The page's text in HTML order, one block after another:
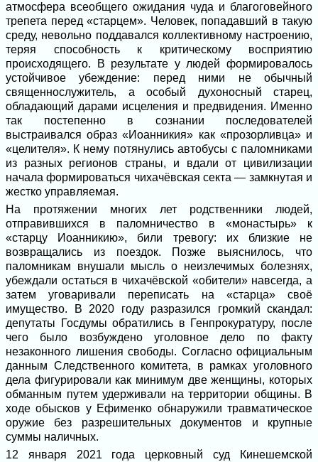
атмосфера всеобщего ожидания чуда и благоговейного
трепета перед «старцем». Человек, попадавший в такую
среду, невольно поддавался коллективному настроению,
теряя способность к критическому восприятию
происходящего. В результате у людей формировалось
устойчивое убеждение: перед ними не обычный
священнослужитель, а особый духоносный старец,
обладающий дарами исцеления и предвидения. Именно
так постепенно в сознании последователей
выстраивался образ «Иоанникия» как «прозорливца» и
«целителя». К нему потянулись автобусы с паломниками
из разных регионов страны, и вдали от цивилизации
начала формироваться чихачёвская секта — замкнутая и
жестко управляемая.
На протяжении многих лет родственники людей,
отправившихся в паломничество в «монастырь» к
«старцу Иоанникию», били тревогу: их близкие не
возвращались из поездок. Позже выяснилось, что
паломникам внушали мысль о неизлечимых болезнях,
убеждали остаться в чихачёвской «обители» навсегда, а
затем уговаривали переписать на «старца» своё
имущество. В 2020 году разразился громкий скандал:
депутаты Госдумы обратились в Генпрокуратуру, после
чего было возбуждено уголовное дело по факту
незаконного лишения свободы. Согласно официальным
данным Следственного комитета, в рамках уголовного
дела фигурировали как минимум две женщины, которых
обманным путем удерживали на территории общины. В
ходе обысков у Ефименко обнаружили травматическое
оружие без разрешительных документов и крупные
суммы наличных.
12 января 2021 года церковный суд Кинешемской